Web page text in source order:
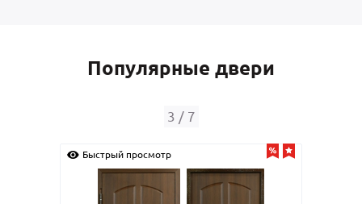
Популярные двери
4 / 7
Быстрый просмотр